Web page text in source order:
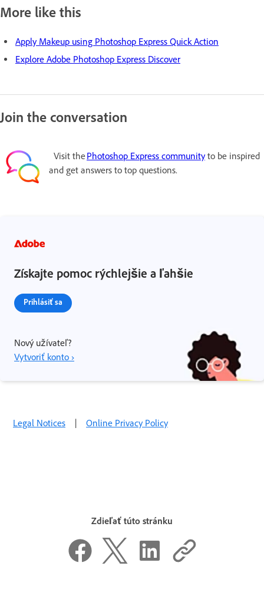
More like this
Apply Makeup using Photoshop Express Quick Action
Explore Adobe Photoshop Express Discover
Join the conversation
Visit thePhotoshop Express communityto be inspired
and get answers to top questions.
Získajte pomoc rýchlejšie a ľahšie
Prihlásiť sa
Nový užívateľ?
Vytvoriť konto ›
Legal Notices | Online Privacy Policy
Zdieľať túto stránku